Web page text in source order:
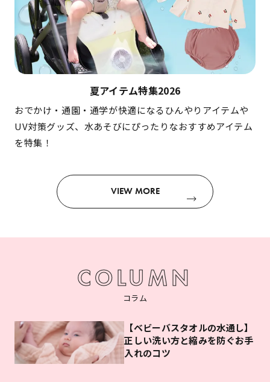
夏アイテム特集2026
おでかけ・通園・通学が快適になるひんやりアイテムや
UV対策グッズ、水あそびにぴったりなおすすめアイテム
を特集！
VIEW MORE
COLUMN
コラム
【ベビーバスタオルの水通し】
正しい洗い方と縮みを防ぐお手
入れのコツ